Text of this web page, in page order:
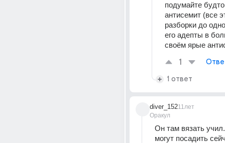
подумайте
антисемит (все
разборки до
его адепты в
своём ярые
1
1 ответ
diver_152
Оракул
11лет
Он там вязать
могут посадить